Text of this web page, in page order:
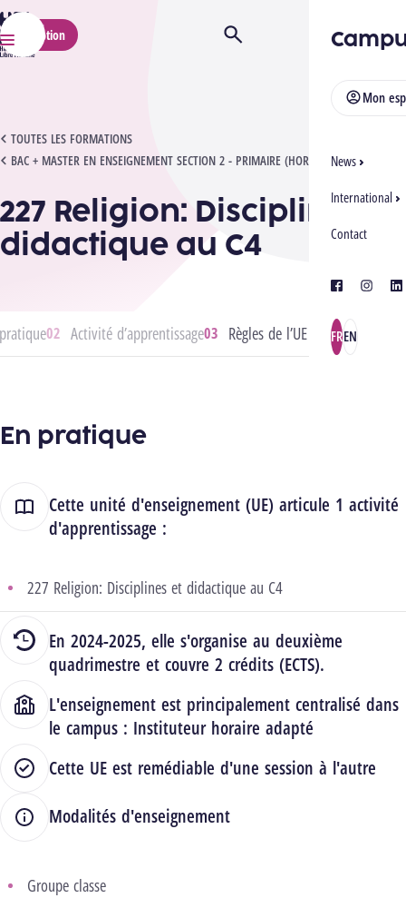
HELMo
Menu
Mon
News
International
Contact
facebook
FREN
Inscription Ouvrir/Fermer la recherche
TOUTES LES FORMATIONS
BAC + MASTER EN ENSEIGNEMENT SECTION 2 - PRIMAIRE (HORAIRE ADAPTÉ)
227 RELIGION: DISCIPLINES ET DIDACTIQUE AU C4
227 Religion: Disciplines et
didactique au C4
Activité d’apprentissage Règles de l’UE
En pratique
Cette unité d'enseignement (UE) articule 1 activité
d'apprentissage :
227 Religion: Disciplines et didactique au C4
En 2024-2025, elle s'organise au deuxième
quadrimestre et couvre 2 crédits (ECTS).
L'enseignement est principalement centralisé dans
le campus : Instituteur horaire adapté
Cette UE est remédiable d'une session à l'autre
Modalités d'enseignement
Groupe classe